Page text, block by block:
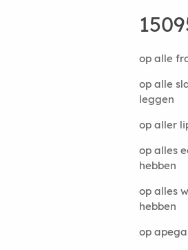
op alle
op alle
leggen
op aller
op alles
hebben
op alles
hebben
op